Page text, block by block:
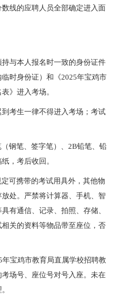
线的应聘人员全部确定进入面
与本人报名时一致的身份证件
临时身份证）和《2025年宝鸡市
》进入考场。
考生一律不得进入考场；考试
钢笔、签字笔）、2B铅笔、铅
，考后收回。
可携带的考试用具外，其他物
处。严禁将计算器、手机、智
有通信、记录、拍照、存储、
关的资料等物品带至座位，否
宝鸡市教育局直属学校招聘教
场号、座位号对号入座。未在